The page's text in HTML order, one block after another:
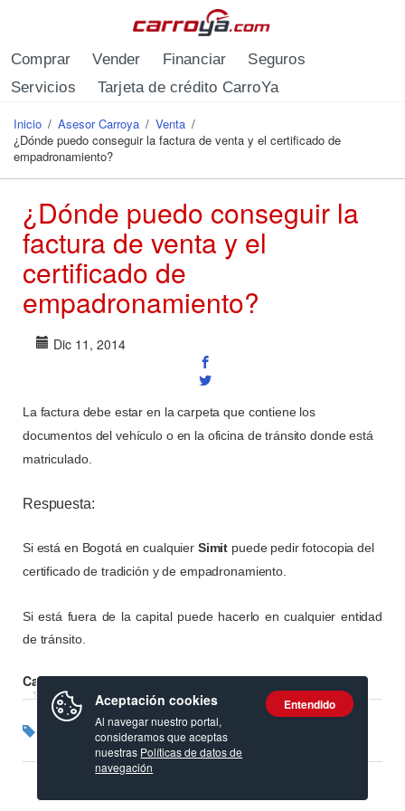
Comprar Vender Financiar
Seguros
Servicios
Tarjeta de crédito CarroYa
Se encuentra usted aquí
Inicio / Asesor Carroya / Venta /
¿Dónde puedo conseguir la factura de venta y el certificado de
empadronamiento?
¿Dónde puedo conseguir la
factura de venta y el
certificado de
empadronamiento?
Dic 11, 2014
La factura debe estar en la carpeta que contiene los
documentos del vehículo o en la oficina de tránsito donde está
matriculado.
Respuesta:
Si está en Bogotá en cualquier Simit puede pedir fotocopia del
certificado de tradición y de empadronamiento.
Si está fuera de la capital puede hacerlo en cualquier entidad
de tránsito.
Calificación:
Carros Colombia Documentos del carro
Aceptación cookies
Al navegar nuestro portal,
consideramos que aceptas
nuestras Políticas de datos de
navegación
Entendido